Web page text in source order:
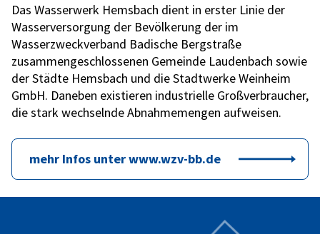
Das Wasserwerk Hemsbach dient in erster Linie der
Wasserversorgung der Bevölkerung der im
Wasserzweckverband Badische Bergstraße
zusammengeschlossenen Gemeinde Laudenbach sowie
der Städte Hemsbach und die Stadtwerke Weinheim
GmbH. Daneben existieren industrielle Großverbraucher,
die stark wechselnde Abnahmemengen aufweisen.
mehr Infos unter www.wzv-bb.de